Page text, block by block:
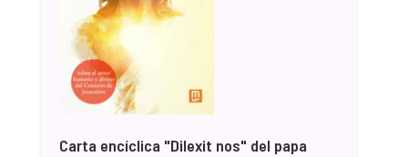
Carta encíclica "Dilexit nos" del papa